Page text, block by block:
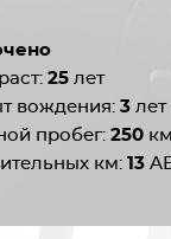
25 лет
вождения: 3 лет
пробег: 250 км
км: 13